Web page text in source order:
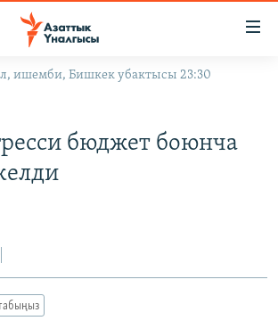
ишемби, Бишкек убактысы 23:30
бюджет боюнча